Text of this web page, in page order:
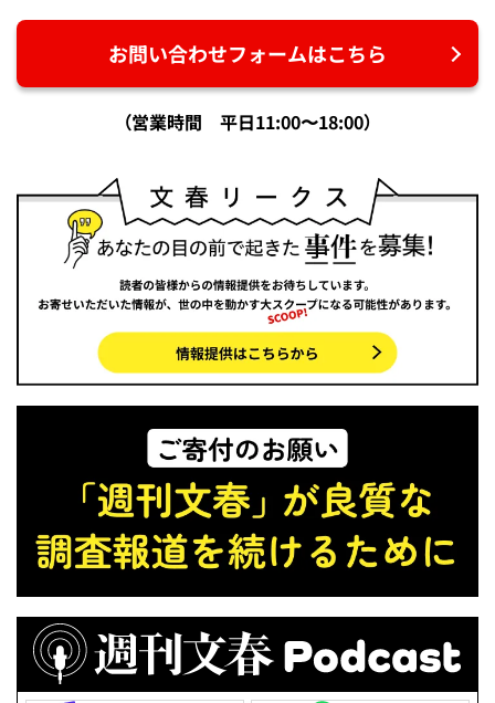
お問い合わせフォームはこちら
（営業時間 平日11:00〜18:00）